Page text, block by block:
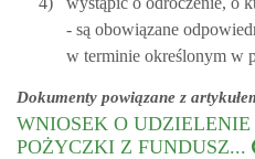
- są obowiązane
w terminie określonym w
Dokumenty powiązane z
WNIOSEK O UDZIELENIE
POŻYCZKI Z FUNDUSZ...